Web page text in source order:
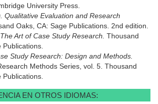
University Press.
. Qualitative Evaluation and Research
Oaks, CA: Sage Publications. 2nd edition.
The Art of Case Study Research. Thousand
Study Research: Design and Methods.
Methods Series, vol. 5. Thousand
EN OTROS IDIOMAS: